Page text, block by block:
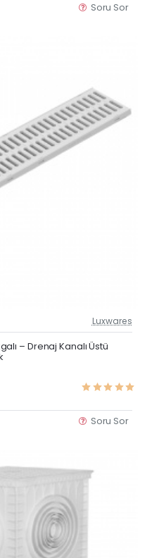
Soru Sor
Güncel Fiyat
Yeni Ürün
Luxwares
– Drenaj Kanalı Üstü
Soru Sor